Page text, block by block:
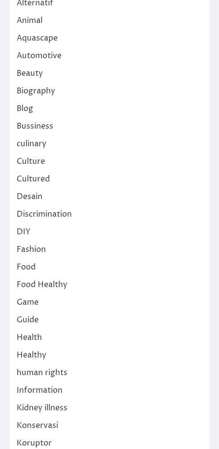
Alternatif
Animal
Aquascape
Automotive
Beauty
Biography
Blog
Bussiness
culinary
Culture
Cultured
Desain
Discrimination
DIY
Fashion
Food
Food Healthy
Game
Guide
Health
Healthy
human rights
Information
Kidney illness
Konservasi
Koruptor